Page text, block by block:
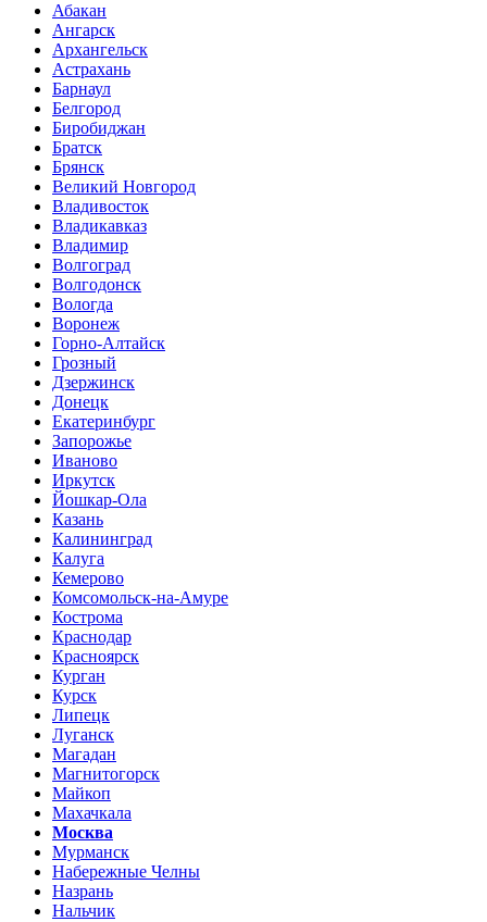
Абакан
Ангарск
Архангельск
Астрахань
Барнаул
Белгород
Биробиджан
Братск
Брянск
Великий Новгород
Владивосток
Владикавказ
Владимир
Волгоград
Волгодонск
Вологда
Воронеж
Горно-Алтайск
Грозный
Дзержинск
Донецк
Екатеринбург
Запорожье
Иваново
Иркутск
Йошкар-Ола
Казань
Калининград
Калуга
Кемерово
Комсомольск-на-Амуре
Кострома
Краснодар
Красноярск
Курган
Курск
Липецк
Луганск
Магадан
Магнитогорск
Майкоп
Махачкала
Москва
Мурманск
Набережные Челны
Назрань
Нальчик